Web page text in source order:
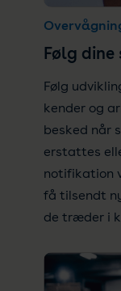
Følg
Følg
kender og
besked når
erstattes
notifikation
få tilsendt
de træder i